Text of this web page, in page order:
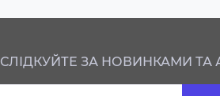
СЛІДКУЙТЕ ЗА НОВИНКАМИ ТА